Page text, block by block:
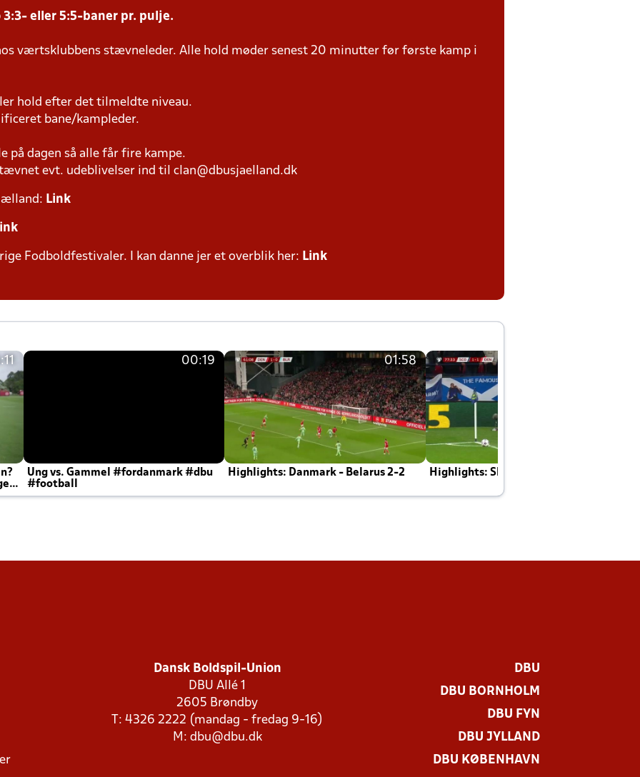
eller 5:5-baner pr. pulje.
værtsklubbens stævneleder. Alle hold møder senest 20 minutter før første kamp i
hold efter det tilmeldte niveau.
bane/kampleder.
på dagen så alle får fire kampe.
evt. udeblivelser ind til clan@dbusjaelland.dk
Link
Fodboldfestivaler. I kan danne jer et overblik her: Link
00:19
Ung vs. Gammel #fordanmark #dbu
#football
01:58
Highlights: Danmark - Belarus 2-2 Highlights: Skotland - Danmark 4-2
Dansk Boldspil-Union
DBU Allé 1
2605 Brøndby
T: 4326 2222 (mandag - fredag 9-16)
M: dbu@dbu.dk
DBU
DBU BORNHOLM
DBU FYN
DBU JYLLAND
DBU KØBENHAVN